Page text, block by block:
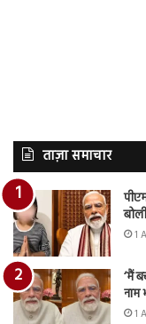
ताज़ा समाचार
1
‘मैं
1